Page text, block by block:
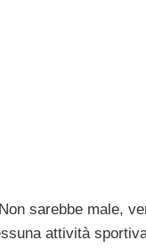
sarebbe male,
attività